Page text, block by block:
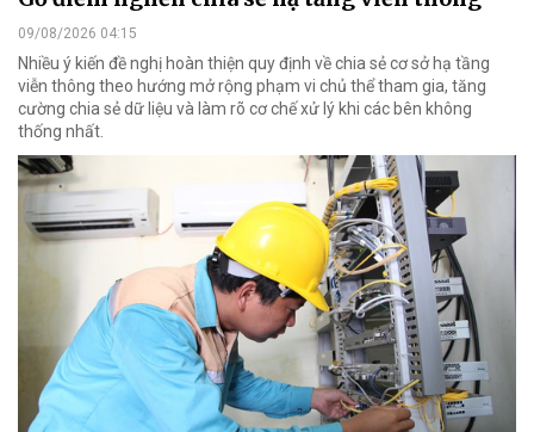
09/08/2026 04:15
Nhiều ý kiến đề nghị hoàn thiện quy định về chia sẻ cơ sở hạ tầng
viễn thông theo hướng mở rộng phạm vi chủ thể tham gia, tăng
cường chia sẻ dữ liệu và làm rõ cơ chế xử lý khi các bên không
thống nhất.